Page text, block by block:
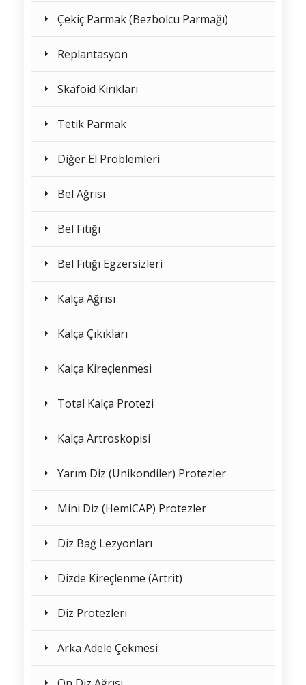
Çekiç Parmak (Bezbolcu Parmağı)
Replantasyon
Skafoid Kırıkları
Tetik Parmak
Diğer El Problemleri
Bel Ağrısı
Bel Fıtığı
Bel Fıtığı Egzersizleri
Kalça Ağrısı
Kalça Çıkıkları
Kalça Kireçlenmesi
Total Kalça Protezi
Kalça Artroskopisi
Yarım Diz (Unikondiler) Protezler
Mini Diz (HemiCAP) Protezler
Diz Bağ Lezyonları
Dizde Kireçlenme (Artrit)
Diz Protezleri
Arka Adele Çekmesi